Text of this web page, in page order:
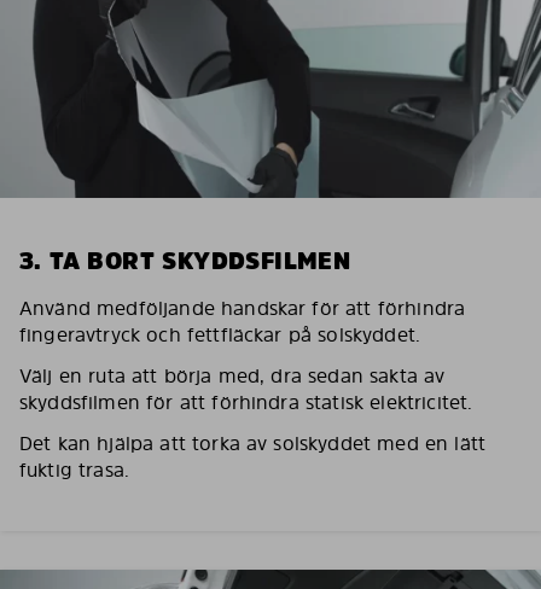
3. TA BORT SKYDDSFILMEN
Använd medföljande handskar för att förhindra
fingeravtryck och fettfläckar på solskyddet.
Välj en ruta att börja med, dra sedan sakta av
skyddsfilmen för att förhindra statisk elektricitet.
Det kan hjälpa att torka av solskyddet med en lätt
fuktig trasa.